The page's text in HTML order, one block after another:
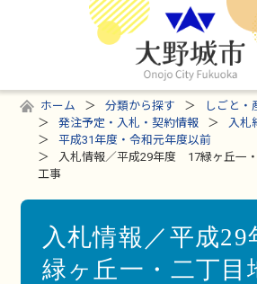
ホーム 分類から探す しごと・
発注予定・入札・契約情報
入札
平成31年度・令和元年度以前
入札情報／平成29年度 17緑ヶ丘一
工事
入札情報／平成
緑ヶ丘一・二丁目